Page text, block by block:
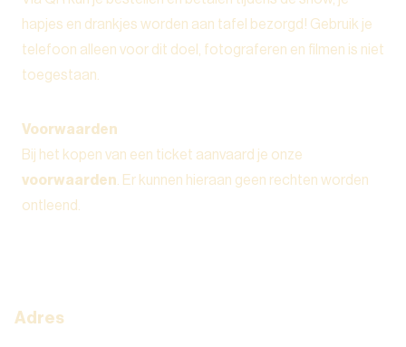
hapjes en drankjes worden aan tafel bezorgd! Gebruik je
telefoon alleen voor dit doel, fotograferen en filmen is niet
toegestaan.
Voorwaarden
Bij het kopen van een ticket aanvaard je onze
voorwaarden . Er kunnen hieraan geen rechten worden
ontleend.
Adres